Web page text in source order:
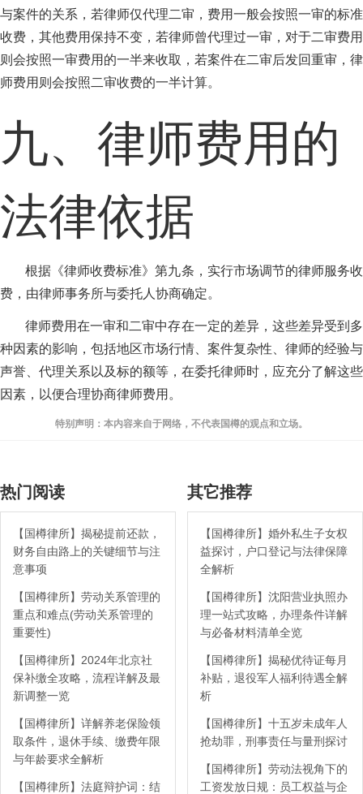
与案件的关系，若律师仅代理二审，费用一般会按照一审的标准
收费，其他费用保持不变，若律师曾代理过一审，对于二审费用
则会按照一审费用的一半来收取，若案件在二审后发回重审，律
师费用则会按照二审收费的一半计算。
九、律师费用的
法律依据
根据《律师收费标准》第九条，实行市场调节的律师服务收
费，由律师事务所与委托人协商确定。
律师费用在一审和二审中存在一定的差异，这些差异受到多
种因素的影响，包括地区市场行情、案件复杂性、律师的经验与
声誉、代理关系以及标的额等，在委托律师时，应充分了解这些
因素，以便合理协商律师费用。
特别声明：本内容来自于网络，不代表国樽的观点和立场。
热门阅读
【国樽律所】揭秘提前还款，
财务自由路上的关键细节与注
意事项
【国樽律所】劳动关系管理的
重点和难点(劳动关系管理的
重要性)
【国樽律所】2024年北京社
保补缴全攻略，流程详解及最
新调整一览
【国樽律所】详解养老保险领
取条件，退休手续、缴费年限
与年龄要求全解析
【国樽律所】法庭辩护词：结
其它推荐
【国樽律所】婚外私生子女权
益探讨，户口登记与法律保障
全解析
【国樽律所】沈阳营业执照办
理一站式攻略，办理条件详解
与必备材料清单全览
【国樽律所】揭秘优待证每月
补贴，退役军人福利待遇全解
析
【国樽律所】十五岁未成年人
抢劫罪，刑事责任与量刑探讨
【国樽律所】劳动法视角下的
工资发放日规：员工权益与企